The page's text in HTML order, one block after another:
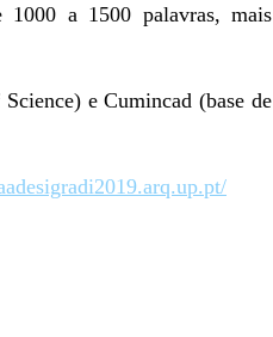
1000 a 1500 palavras, mais
e Cumincad (base de